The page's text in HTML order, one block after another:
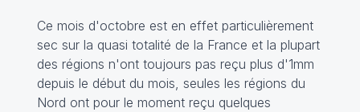
Ce mois d'octobre est en effet particulièrement
sec sur la quasi totalité de la France et la plupart
des régions n'ont toujours pas reçu plus d'1mm
depuis le début du mois, seules les régions du
Nord ont pour le moment reçu quelques